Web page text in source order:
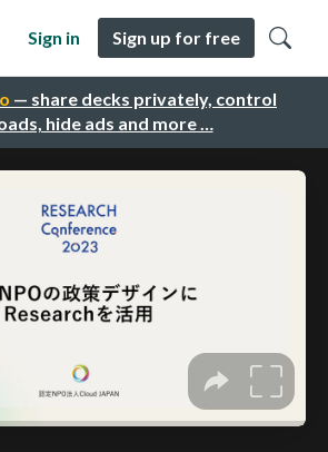
— share decks privately, control
hide ads and more …
Sign in Sign up for free